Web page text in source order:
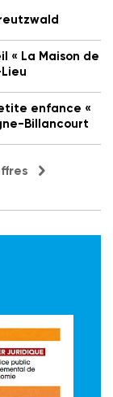
La Maison de
enfance «
Billancourt